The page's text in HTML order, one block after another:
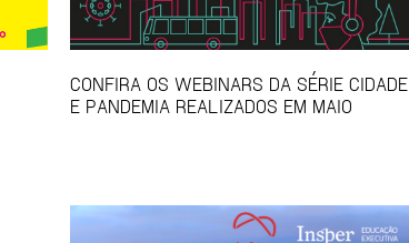
CONFIRA OS WEBINARS DA SÉRIE CIDADE
E PANDEMIA REALIZADOS EM MAIO